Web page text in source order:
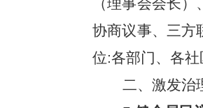
协商议事、三方
位:各部门、各社
二、激发治